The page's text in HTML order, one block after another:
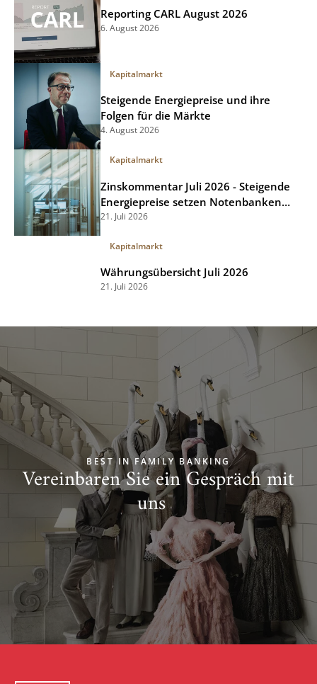
Reporting CARL August 2026
6. August 2026
Kapitalmarkt
Steigende Energiepreise und ihre
Folgen für die Märkte
4. August 2026
Kapitalmarkt
Zinskommentar Juli 2026 - Steigende
Energiepreise setzen Notenbanken
unter Druck
21. Juli 2026
Kapitalmarkt
Währungsübersicht Juli 2026
21. Juli 2026
BEST IN FAMILY BANKING
Vereinbaren Sie ein Gespräch mit
uns